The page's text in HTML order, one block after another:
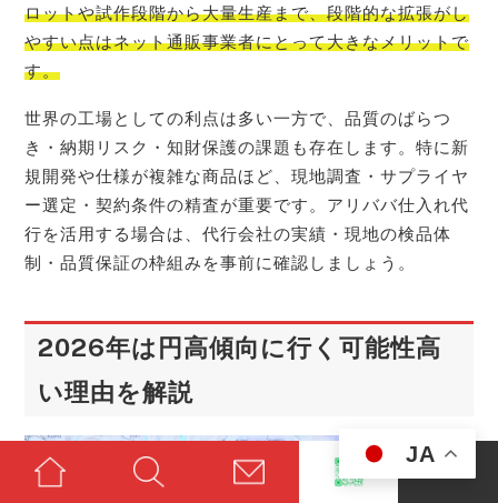
ロットや試作段階から大量生産まで、段階的な拡張がし
やすい点はネット通販事業者にとって大きなメリットで
す。
世界の工場としての利点は多い一方で、品質のばらつ
き・納期リスク・知財保護の課題も存在します。特に新
規開発や仕様が複雑な商品ほど、現地調査・サプライヤ
ー選定・契約条件の精査が重要です。アリババ仕入れ代
行を活用する場合は、代行会社の実績・現地の検品体
制・品質保証の枠組みを事前に確認しましょう。
2026年は円高傾向に行く可能性高
い理由を解説
JA